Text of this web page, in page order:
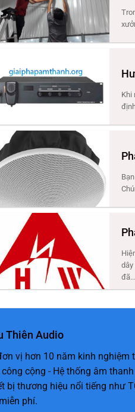
Khi
dây
đã...
Thiên Audio
vị hơn 10 năm kinh nghiệm
công cộng - Hệ thống âm
bị thương hiệu nổi tiếng như
phí.